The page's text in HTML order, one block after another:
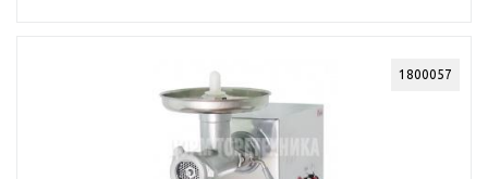
1800057